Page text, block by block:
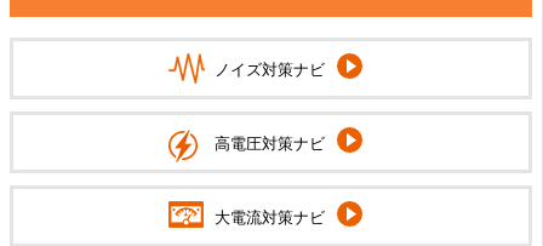
ノイズ対策ナビ
高電圧対策ナビ
大電流対策ナビ